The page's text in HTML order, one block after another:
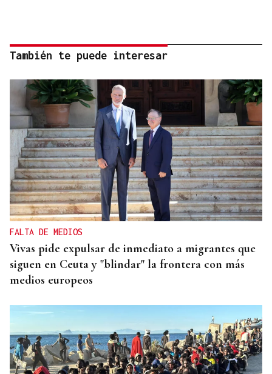
También te puede interesar
FALTA DE MEDIOS
Vivas pide expulsar de inmediato a migrantes que
siguen en Ceuta y "blindar" la frontera con más
medios europeos